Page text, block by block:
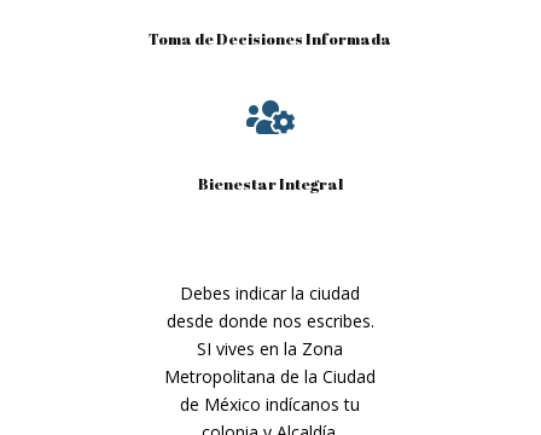
Toma de Decisiones Informada

Bienestar Integral
Debes indicar la ciudad
desde donde nos escribes.
SI vives en la Zona
Metropolitana de la Ciudad
de México indícanos tu